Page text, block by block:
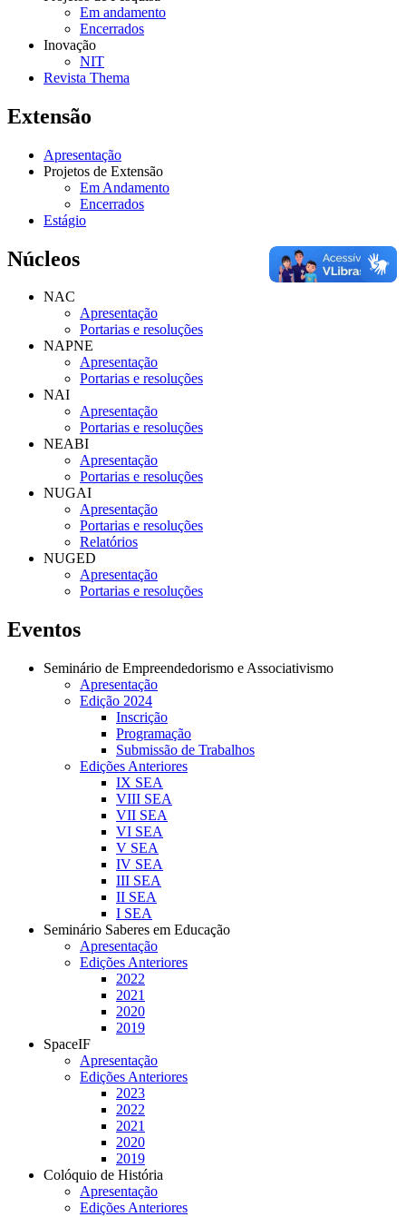
Em andamento
Encerrados
Inovação
NIT
Revista Thema
Extensão
Apresentação
Projetos de Extensão
Em Andamento
Encerrados
Estágio
Núcleos
NAC
Apresentação
Portarias e resoluções
NAPNE
Apresentação
Portarias e resoluções
NAI
Apresentação
Portarias e resoluções
NEABI
Apresentação
Portarias e resoluções
NUGAI
Apresentação
Portarias e resoluções
Relatórios
NUGED
Apresentação
Portarias e resoluções
Eventos
Seminário de Empreendedorismo e Associativismo
Apresentação
Edição 2024
Inscrição
Programação
Submissão de Trabalhos
Edições Anteriores
IX SEA
VIII SEA
VII SEA
VI SEA
V SEA
IV SEA
III SEA
II SEA
I SEA
Seminário Saberes em Educação
Apresentação
Edições Anteriores
2022
2021
2020
2019
SpaceIF
Apresentação
Edições Anteriores
2023
2022
2021
2020
2019
Colóquio de História
Apresentação
Edições Anteriores